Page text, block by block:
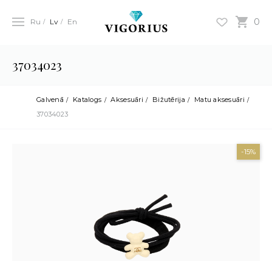
0
Ru Lv En
37034023
Galvenā Katalogs Aksesuāri Bižutērija
Matu aksesuāri
37034023
-15%